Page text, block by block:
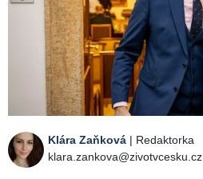
Klára Zaňková | Redaktorka
klara.zankova@zivotvcesku.cz